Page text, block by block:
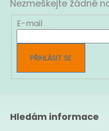
Nezmeškejte žádné
E-mail
PŘIHLÁSIT SE
Hledám informace